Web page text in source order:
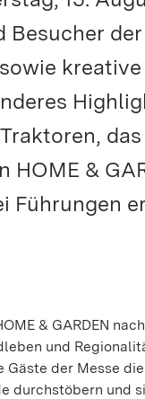
Besucher
kreative
das
HOME &
Führungen
& GARDEN
und
Gäste der Messe
durchstöbern und